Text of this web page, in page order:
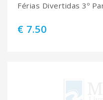
Férias Divertidas 3º
€ 7.50